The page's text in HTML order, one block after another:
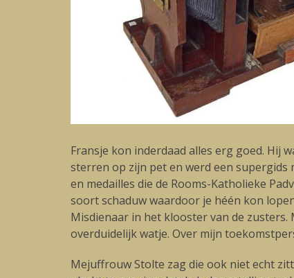
Fransje kon inderdaad alles erg goed. Hij
sterren op zijn pet en werd een supergids
en medailles die de Rooms-Katholieke
soort schaduw waardoor je héén kon
Misdienaar in het klooster van de
overduidelijk watje. Over mijn
Mejuffrouw Stolte zag die ook niet echt